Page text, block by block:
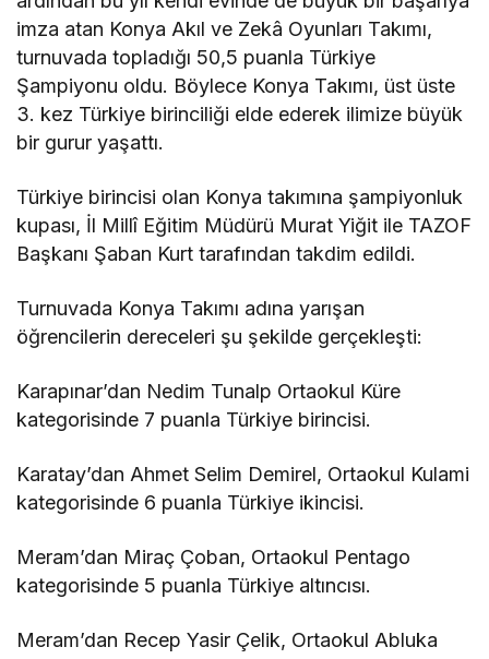
imza atan Konya Akıl ve Zekâ Oyunları Takımı,
turnuvada topladığı 50,5 puanla Türkiye
Şampiyonu oldu. Böylece Konya Takımı, üst üste
3. kez Türkiye birinciliği elde ederek ilimize büyük
bir gurur yaşattı.
Türkiye birincisi olan Konya takımına şampiyonluk
kupası, İl Millî Eğitim Müdürü Murat Yiğit ile TAZOF
Başkanı Şaban Kurt tarafından takdim edildi.
Turnuvada Konya Takımı adına yarışan
öğrencilerin dereceleri şu şekilde gerçekleşti:
Karapınar’dan Nedim Tunalp Ortaokul Küre
kategorisinde 7 puanla Türkiye birincisi.
Karatay’dan Ahmet Selim Demirel, Ortaokul Kulami
kategorisinde 6 puanla Türkiye ikincisi.
Meram’dan Miraç Çoban, Ortaokul Pentago
kategorisinde 5 puanla Türkiye altıncısı.
Meram’dan Recep Yasir Çelik, Ortaokul Abluka